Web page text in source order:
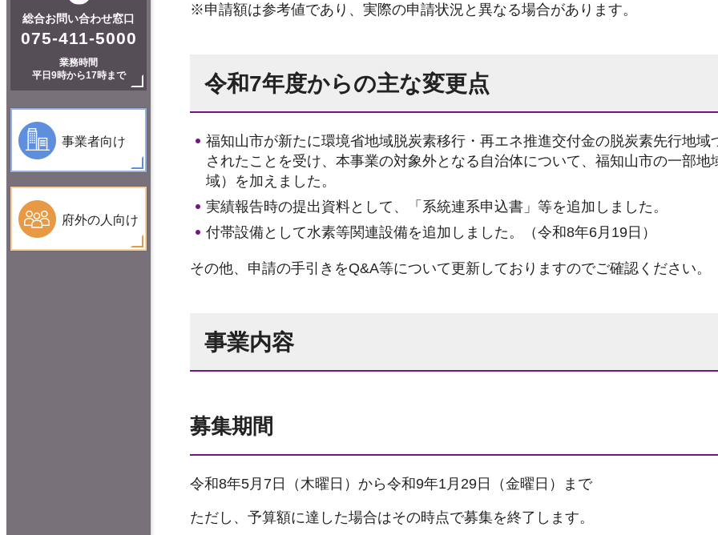
総合お問い合わせ窓口
075-411-5000
業務時間
平日9時から17時まで
事業者向け
府外の人向け
※申請額は参考値であり、実際の申請状況と異なる場合があります。
令和7年度からの主な変更点
福知山市が新たに環境省地域脱炭素移行・再エネ推進交付金の脱炭素先行地域
されたことを受け、本事業の対象外となる自治体について、福知山市の一部地
域）を加えました。
実績報告時の提出資料として、「系統連系申込書」等を追加しました。
付帯設備として水素等関連設備を追加しました。（令和8年6月19日）
その他、申請の手引きをQ&A等について更新しておりますのでご確認ください。
事業内容
募集期間
令和8年5月7日（木曜日）から令和9年1月29日（金曜日）まで
ただし、予算額に達した場合はその時点で募集を終了します。